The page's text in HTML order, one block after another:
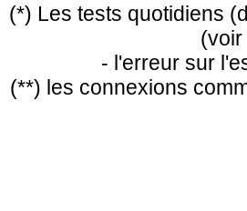
(*) Les tests quotidiens
(voir
- l'erreur sur
(**) les connexions